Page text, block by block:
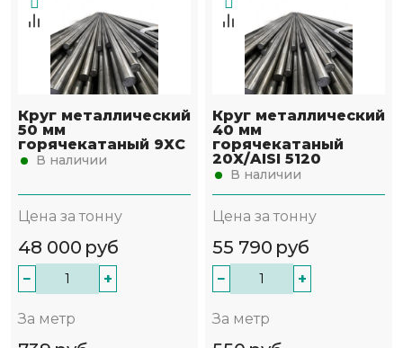
Круг металлический
50 мм
горячекатаный 9ХС
В наличии
Цена за тонну
48 000 руб
− +
За метр
Круг металлический
40 мм
горячекатаный
20Х/AISI 5120
В наличии
Цена за тонну
55 790 руб
− +
За метр